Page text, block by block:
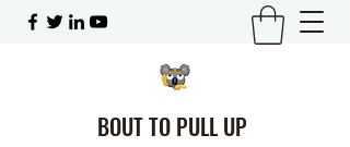
BOUT TO PULL UP